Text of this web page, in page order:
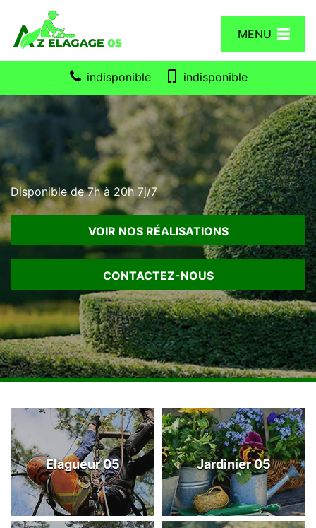
MENU
indisponible indisponible
Disponible de 7h à 20h 7j/7
VOIR NOS RÉALISATIONS
CONTACTEZ-NOUS
Elagueur 05 Jardinier 05